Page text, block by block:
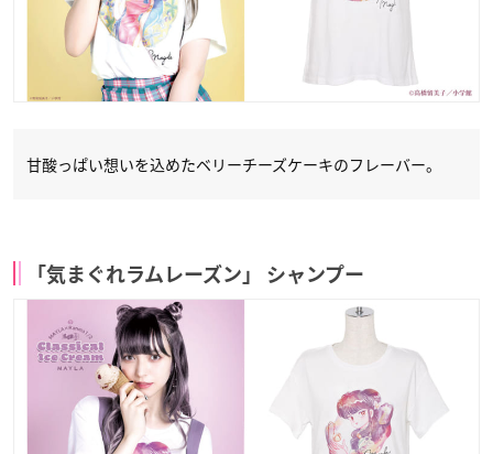
甘酸っぱい想いを込めたベリーチーズケーキのフレーバー。
「気まぐれラムレーズン」 シャンプー